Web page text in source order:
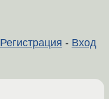
Регистрация - Вход